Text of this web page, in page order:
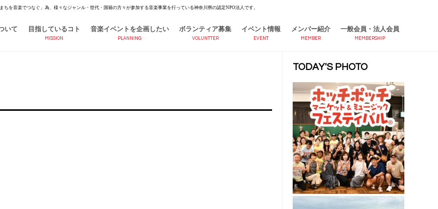
を音楽でつなぐ」為、様々なジャンル・世代・国籍の方々が参加する音楽事業を行っている神奈川県の認定NPO法人です。
いて 目指しているコト
MISSION
音楽イベントを企画したい
PLANNING
ボランティア募集
VOLUNTTER
イベント情報
EVENT
メンバー紹介
MEMBER
一般会員・法人会員
MEMBERSHIP
TODAY'S PHOTO